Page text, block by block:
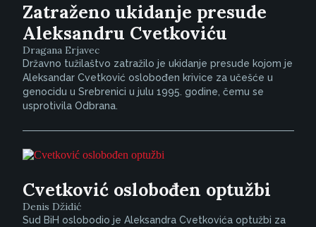
Zatraženo ukidanje presude
Aleksandru Cvetkoviću
Dragana Erjavec
Državno tužilaštvo zatražilo je ukidanje presude kojom je
Aleksandar Cvetković oslobođen krivice za učešće u
genocidu u Srebrenici u julu 1995. godine, čemu se
usprotivila Odbrana.
Cvetković oslobođen optužbi
Denis Džidić
Sud BiH oslobodio je Aleksandra Cvetkovića optužbi za